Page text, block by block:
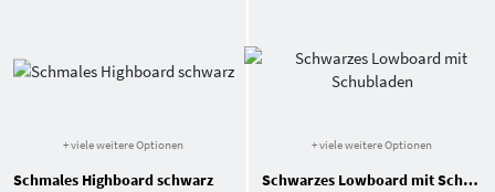
+ viele weitere Optionen
Schmales Highboard schwarz
+ viele weitere Optionen
Schwarzes Lowboard mit Schubladen